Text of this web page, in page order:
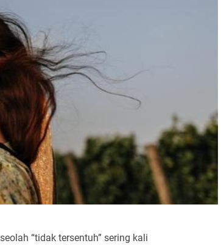
“tidak tersentuh” sering kali